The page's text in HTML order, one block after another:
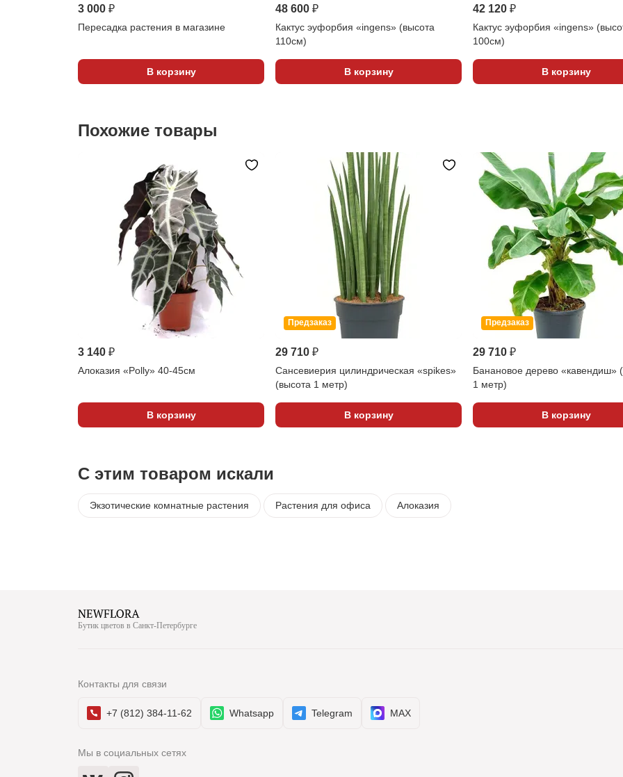
3 000 ₽
Пересадка растения в магазине
В корзину
48 600 ₽
Кактус эуфорбия «ingens» (высота
110см)
В корзину
42 120 ₽
Кактус эуфорбия «ingens»
100см)
В корзину
Похожие товары
3 140 ₽
Алоказия «Polly» 40-45см
В корзину
Предзаказ
29 710 ₽
Сансевиерия цилиндрическая «spikes»
(высота 1 метр)
В корзину
Предзаказ
29 710 ₽
Банановое дерево «кавендиш»
1 метр)
В корзину
С этим товаром искали
Экзотические комнатные растения Растения для офиса Алоказия
Бутик цветов в Санкт-Петербурге
Контакты для связи
+7 (812) 384-11-62 Whatsapp Telegram MAX
Мы в социальных сетях